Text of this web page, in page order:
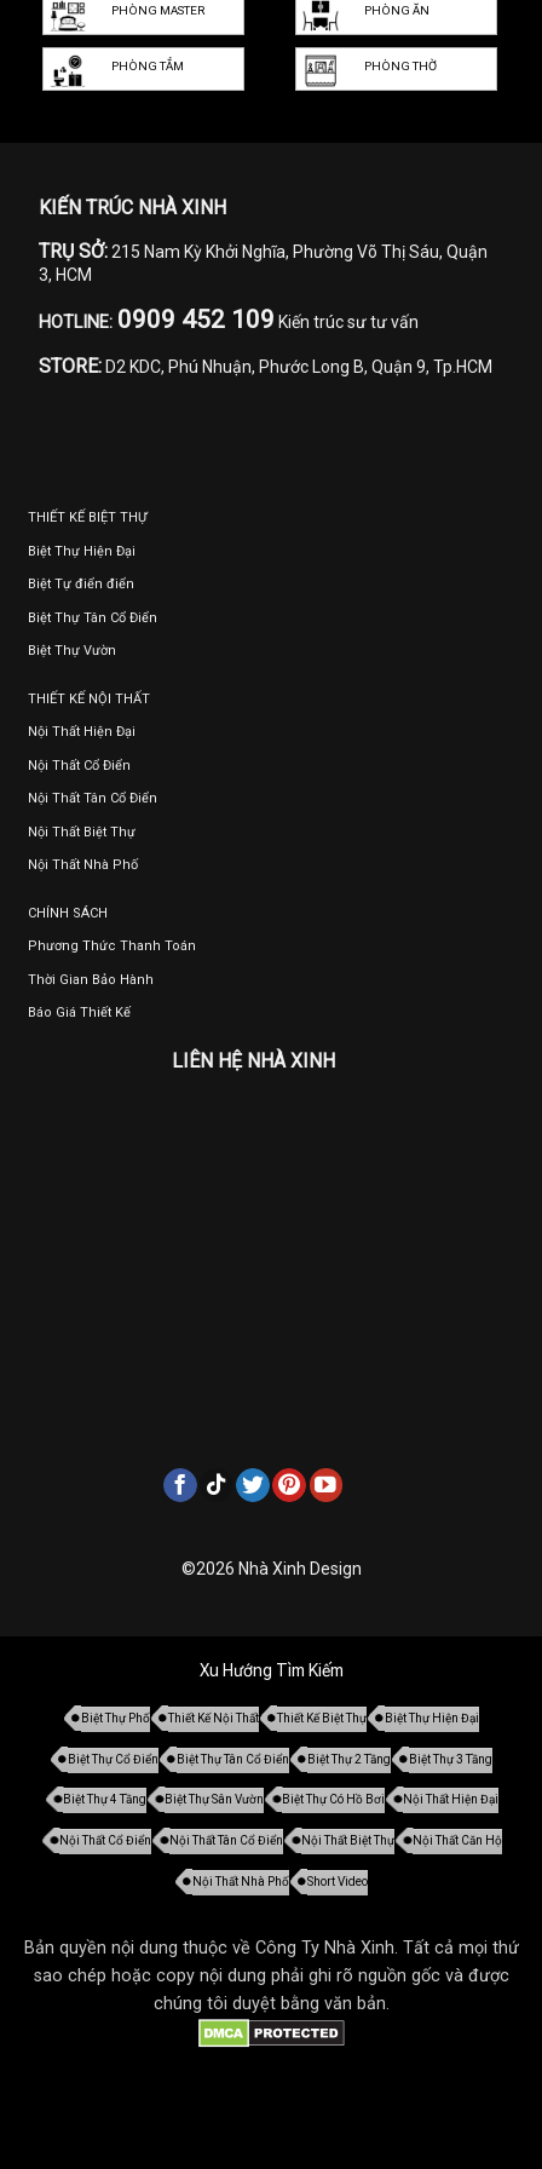
PHÒNG MASTER PHÒNG ĂN
PHÒNG TẮM PHÒNG THỜ
KIẾN TRÚC NHÀ XINH
TRỤ SỞ: 215 Nam Kỳ Khởi Nghĩa, Phường Võ Thị Sáu, Quận
3, HCM
HOTLINE: 0909 452 109 Kiến trúc sư tư vấn
STORE: D2 KDC, Phú Nhuận, Phước Long B, Quận 9, Tp.HCM
THIẾT KẾ BIỆT THỰ
Biệt Thự Hiện Đại
Biệt Tự điển điển
Biệt Thự Tân Cổ Điển
Biệt Thự Vườn
THIẾT KẾ NỘI THẤT
Nội Thất Hiện Đại
Nội Thất Cổ Điển
Nội Thất Tân Cổ Điển
Nội Thất Biệt Thự
Nội Thất Nhà Phố
CHÍNH SÁCH
Phương Thức Thanh Toán
Thời Gian Bảo Hành
Báo Giá Thiết Kế
LIÊN HỆ NHÀ XINH
©2026 Nhà Xinh Design
Xu Hướng Tìm Kiếm
Biệt Thự Phố Thiết Kế Nội Thất Thiết Kế Biệt Thự Biệt Thự Hiện Đại
Biệt Thự Cổ Điển Biệt Thự Tân Cổ Điển Biệt Thự 2 Tầng Biệt Thự 3 Tầng
Biệt Thự 4 Tầng Biệt Thự Sân Vườn Biệt Thự Có Hồ Bơi Nội Thất Hiện Đại
Nội Thất Cổ Điển Nội Thất Tân Cổ Điển Nội Thất Biệt Thự Nội Thất Căn Hộ
Nội Thất Nhà Phố Short Video
Bản quyền nội dung thuộc về Công Ty Nhà Xinh. Tất cả mọi thứ
sao chép hoặc copy nội dung phải ghi rõ nguồn gốc và được
chúng tôi duyệt bằng văn bản.